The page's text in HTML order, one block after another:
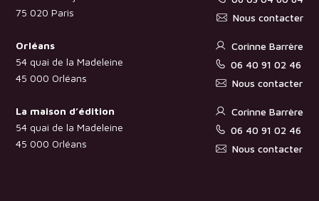
75 020 Paris
Nous contacter
Orléans
54 quai de la Madeleine
45 000 Orléans
Corinne Barrère
06 40 91 02 46
Nous contacter
La maison d’édition
54 quai de la Madeleine
45 000 Orléans
Corinne Barrère
06 40 91 02 46
Nous contacter